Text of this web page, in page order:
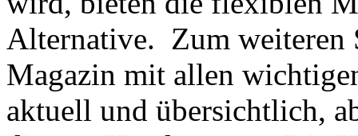
Alternative. Zum weiteren
Magazin mit allen
aktuell und übersichtlich,